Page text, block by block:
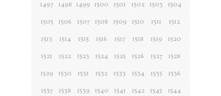
1497
1498 1499 1500 1501 1502 1503
1504
1505
1506 1507 1508 1509 1510 1511
1512
1513
1514 1515 1516 1517 1518 1519
1520
1521
1522 1523 1524 1525 1526 1527
1528
1529
1530 1531 1532 1533 1534 1535
1536
1537
1538 1539 1540 1541 1542 1543
1544